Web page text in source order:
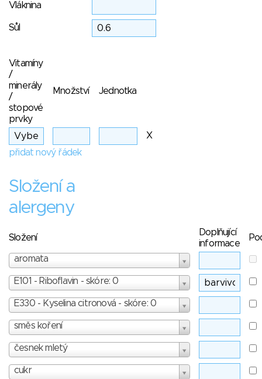
Vláknina
Sůl
Vitamíny
/
minerály
/
stopové
prvky
Množství Jednotka
X
přidat nový řádek
Složení a
alergeny
Složení
Doplňující
informace
aromata
E101 - Riboflavin - skóre: 0
E330 - Kyselina citronová - skóre: 0
směs koření
česnek mletý
cukr